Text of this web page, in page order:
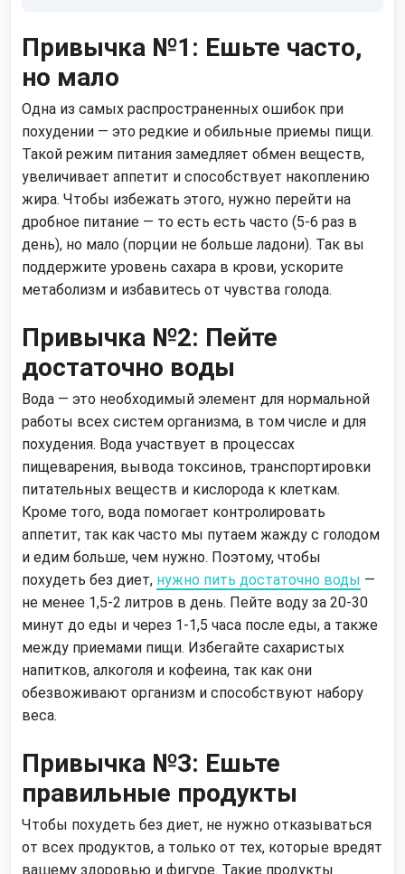
Привычка №1: Ешьте часто,
но мало
Одна из самых распространенных ошибок при
похудении — это редкие и обильные приемы пищи.
Такой режим питания замедляет обмен веществ,
увеличивает аппетит и способствует накоплению
жира. Чтобы избежать этого, нужно перейти на
дробное питание — то есть есть часто (5-6 раз в
день), но мало (порции не больше ладони). Так вы
поддержите уровень сахара в крови, ускорите
метаболизм и избавитесь от чувства голода.
Привычка №2: Пейте
достаточно воды
Вода — это необходимый элемент для нормальной
работы всех систем организма, в том числе и для
похудения. Вода участвует в процессах
пищеварения, вывода токсинов, транспортировки
питательных веществ и кислорода к клеткам.
Кроме того, вода помогает контролировать
аппетит, так как часто мы путаем жажду с голодом
и едим больше, чем нужно. Поэтому, чтобы
похудеть без диет, нужно пить достаточно воды —
не менее 1,5-2 литров в день. Пейте воду за 20-30
минут до еды и через 1-1,5 часа после еды, а также
между приемами пищи. Избегайте сахаристых
напитков, алкоголя и кофеина, так как они
обезвоживают организм и способствуют набору
веса.
Привычка №3: Ешьте
правильные продукты
Чтобы похудеть без диет, не нужно отказываться
от всех продуктов, а только от тех, которые вредят
вашему здоровью и фигуре. Такие продукты